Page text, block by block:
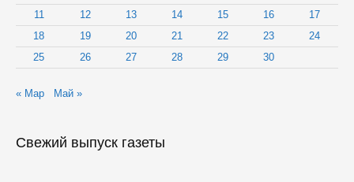
11
12 13 14 15 16
17
18
19 20 21 22 23
24
25
26 27 28 29 30
« Мар Май »
Свежий выпуск газеты